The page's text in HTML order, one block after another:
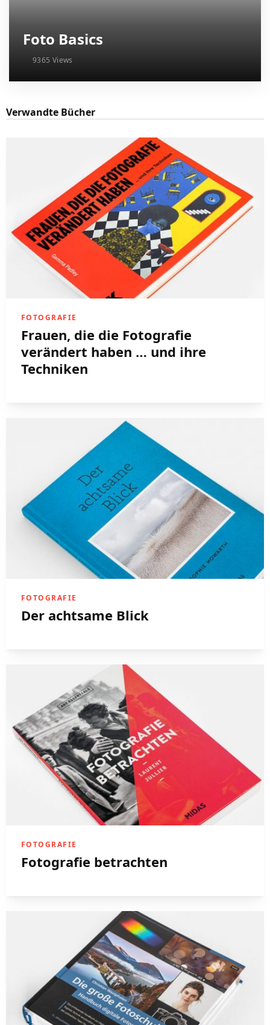
Foto Basics
9365 Views
Verwandte Bücher
FOTOGRAFIE
Frauen, die die Fotografie
verändert haben … und ihre
Techniken
FOTOGRAFIE
Der achtsame Blick
FOTOGRAFIE
Fotografie betrachten